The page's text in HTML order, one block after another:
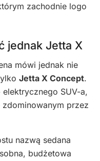
zachodnie logo
jednak Jetta X
mówi jednak nie
Jetta X Concept.
SUV-a,
przez
nazwą sedana
budżetowa